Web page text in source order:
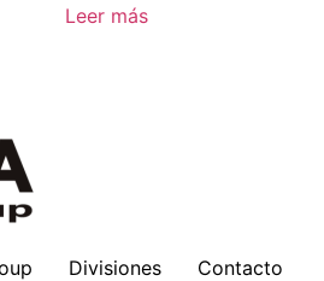
Leer más
Divisiones
Contacto